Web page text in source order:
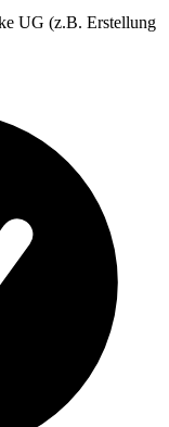
UG (z.B. Erstellung